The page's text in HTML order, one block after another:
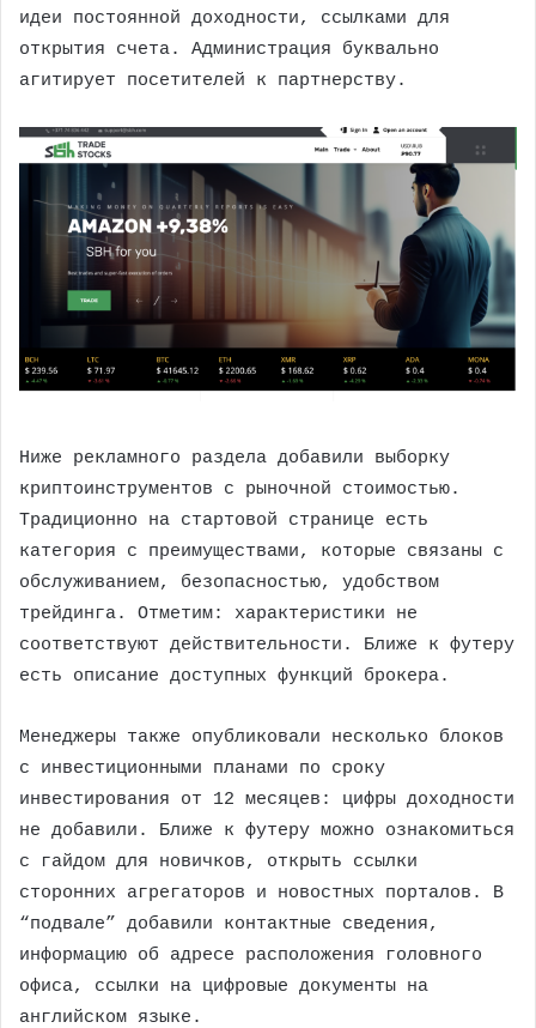
идеи постоянной доходности, ссылками для
открытия счета. Администрация буквально
агитирует посетителей к партнерству.
Ниже рекламного раздела добавили выборку
криптоинструментов с рыночной стоимостью.
Традиционно на стартовой странице есть
категория с преимуществами, которые связаны с
обслуживанием, безопасностью, удобством
трейдинга. Отметим: характеристики не
соответствуют действительности. Ближе к футеру
есть описание доступных функций брокера.
Менеджеры также опубликовали несколько блоков
с инвестиционными планами по сроку
инвестирования от 12 месяцев: цифры доходности
не добавили. Ближе к футеру можно ознакомиться
с гайдом для новичков, открыть ссылки
сторонних агрегаторов и новостных порталов. В
“подвале” добавили контактные сведения,
информацию об адресе расположения головного
офиса, ссылки на цифровые документы на
английском языке.